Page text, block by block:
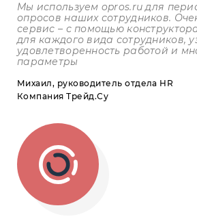
Мы используем opros.ruдля
опросов наших сотрудников.
сервис – с помощью
для каждого вида сотрудников,
удовлетворенность работой и
параметры
Михаил, руководитель отдела HR
Компания Трейд.Су